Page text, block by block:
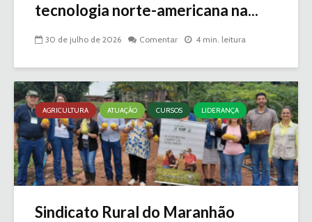
tecnologia norte-americana na...
30 de julho de 2026 Comentar 4 min. leitura
AGRICULTURA ATUAÇÃO CURSOS LIDERANÇA
Sindicato Rural do Maranhão